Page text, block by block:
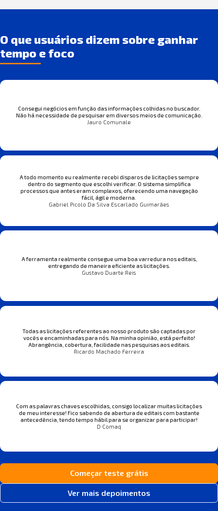
O que usuários dizem sobre ganhar
tempo e foco
Consegui negócios em função das informações colhidas no buscador.
Não há necessidade de pesquisar em diversos meios de comunicação.
Jauro Comunale
A todo momento eu realmente recebi disparos de licitações sempre
dentro do segmento que escolhi verificar. O sistema simplifica
processos que antes eram complexos, oferecendo uma navegação
fácil, ágil e moderna.
Gabriel Picolo Da Silva Escarlado Guimarães
A ferramenta realmente consegue uma boa varredura nos editais,
entregando de maneira eficiente as licitações.
Gustavo Duarte Reis
Todas as licitações referentes ao nosso produto são captadas por
vocês e encaminhadas para nós. Na minha opinião, está perfeito!
Abrangência, cobertura, facilidade nas pesquisas aos editais.
Ricardo Machado Ferreira
Com as palavras chaves escolhidas, consigo localizar muitas licitações
de meu interesse! Fico sabendo de abertura de editais com bastante
antecedência, tendo tempo hábil para se organizar para participar!
D Comaq
Começar teste grátis
Ver mais depoimentos